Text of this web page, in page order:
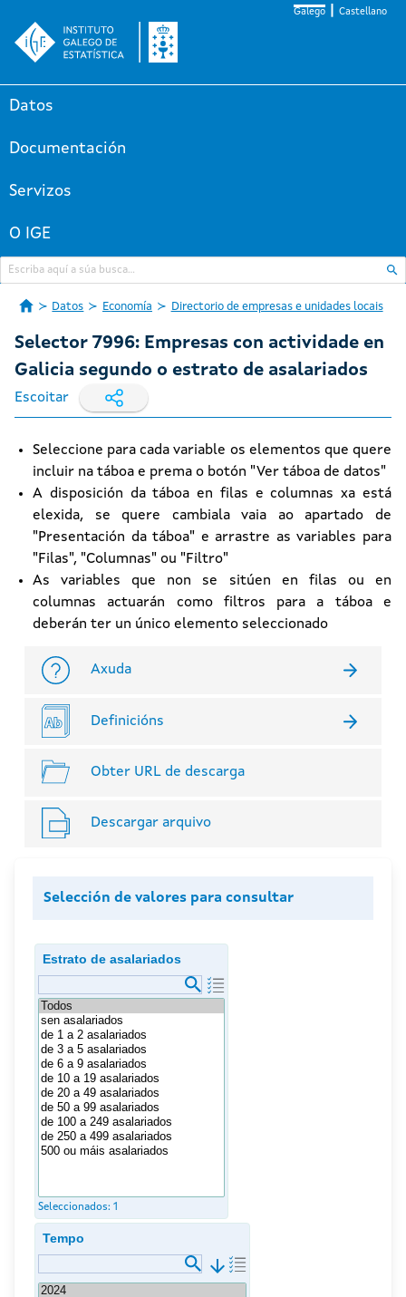
Galego Castellano
Datos
Documentación
Servizos
O IGE
Datos Economía Directorio de empresas e unidades locais
Selector 7996: Empresas con actividade en
Galicia segundo o estrato de asalariados
Escoitar
Seleccione para cada variable os elementos que quere
incluir na táboa e prema o botón "Ver táboa de datos"
A disposición da táboa en filas e columnas xa está
elexida, se quere cambiala vaia ao apartado de
"Presentación da táboa" e arrastre as variables para
"Filas", "Columnas" ou "Filtro"
As variables que non se sitúen en filas ou en
columnas actuarán como filtros para a táboa e
deberán ter un único elemento seleccionado
Axuda
Definicións
Obter URL de descarga
Descargar arquivo
Selección de valores para consultar
Estrato de asalariados
Seleccionados: 1
Tempo
arrow_downward